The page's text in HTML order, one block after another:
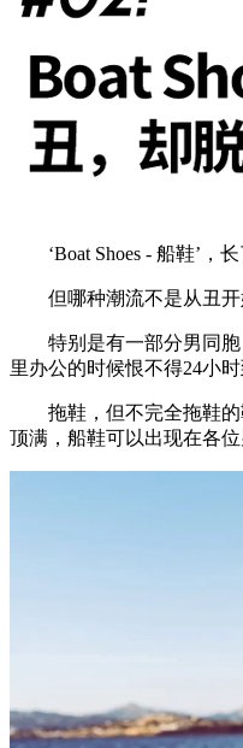
‘Boat Shoes - 船鞋’，长
但哪种潮流不是从丑开
特别是有一部分男同胞
里办公的时候恨不得24小
拖鞋，但不完全拖鞋的
顶满，船鞋可以出现在各位